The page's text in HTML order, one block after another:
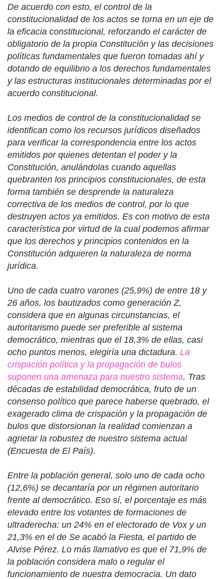
De acuerdo con esto, el control de la
constitucionalidad de los actos se torna en un eje de
la eficacia constitucional, reforzando el carácter de
obligatorio de la propia Constitución y las decisiones
políticas fundamentales que fueron tomadas ahí y
dotando de equilibrio a los derechos fundamentales
y las estructuras institucionales determinadas por el
acuerdo constitucional.
Los medios de control de la constitucionalidad se
identifican como los recursos jurídicos diseñados
para verificar la correspondencia entre los actos
emitidos por quienes detentan el poder y la
Constitución, anulándolas cuando aquellas
quebranten los principios constitucionales, de esta
forma también se desprende la naturaleza
correctiva de los medios de control, por lo que
destruyen actos ya emitidos. Es con motivo de esta
característica por virtud de la cual podemos afirmar
que los derechos y principios contenidos en la
Constitución adquieren la naturaleza de norma
jurídica.
Uno de cada cuatro varones (25,9%) de entre 18 y
26 años, los bautizados como generación Z,
considera que en algunas circunstancias, el
autoritarismo puede ser preferible al sistema
democrático, mientras que el 18,3% de ellas, casi
ocho puntos menos, elegiría una dictadura. La
crispación política y la propagación de bulos
suponen una amenaza para nuestro sistema. Tras
décadas de estabilidad democrática, fruto de un
consenso político que parece haberse quebrado, el
exagerado clima de crispación y la propagación de
bulos que distorsionan la realidad comienzan a
agrietar la robustez de nuestro sistema actual
(Encuesta de El País).
Entre la población general, solo uno de cada ocho
(12,6%) se decantaría por un régimen autoritario
frente al democrático. Eso sí, el porcentaje es más
elevado entre los votantes de formaciones de
ultraderecha: un 24% en el electorado de Vox y un
21,3% en el de Se acabó la Fiesta, el partido de
Alvise Pérez. Lo más llamativo es que el 71,9% de
la población considera malo o regular el
funcionamiento de nuestra democracia. Un dato